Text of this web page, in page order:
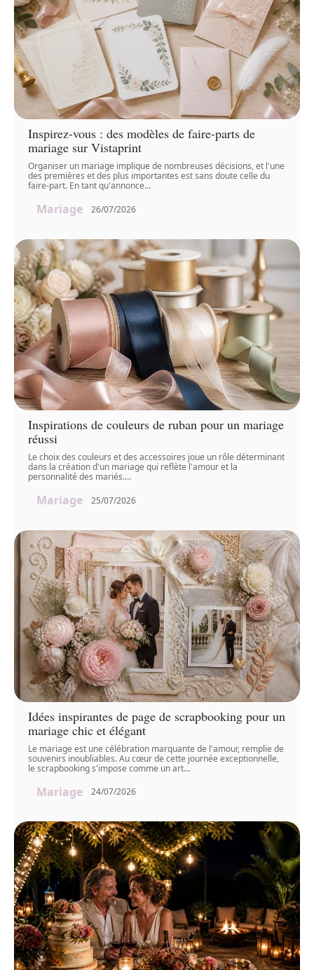
Inspirez-vous : des modèles de faire-parts de
mariage sur Vistaprint
Organiser un mariage implique de nombreuses décisions, et l'une
des premières et des plus importantes est sans doute celle du
faire-part. En tant qu'annonce…
Mariage 26/07/2026
Inspirations de couleurs de ruban pour un mariage
réussi
Le choix des couleurs et des accessoires joue un rôle déterminant
dans la création d'un mariage qui reflète l'amour et la
personnalité des mariés.…
Mariage 25/07/2026
Idées inspirantes de page de scrapbooking pour un
mariage chic et élégant
Le mariage est une célébration marquante de l'amour, remplie de
souvenirs inoubliables. Au cœur de cette journée exceptionnelle,
le scrapbooking s'impose comme un art…
Mariage 24/07/2026